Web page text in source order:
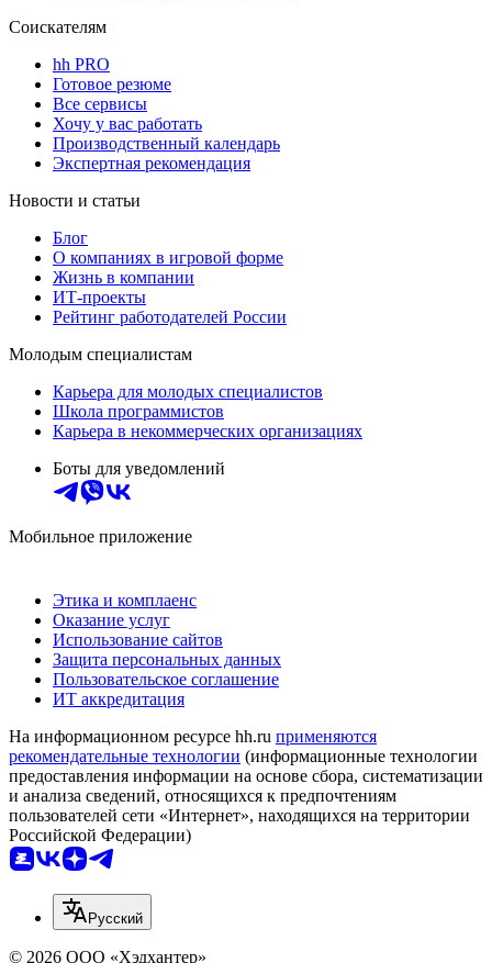
Соискателям
hh PRO
Готовое резюме
Все сервисы
Хочу у вас работать
Производственный календарь
Экспертная рекомендация
Новости и статьи
Блог
О компаниях в игровой форме
Жизнь в компании
ИТ-проекты
Рейтинг работодателей России
Молодым специалистам
Карьера для молодых специалистов
Школа программистов
Карьера в некоммерческих организациях
Боты для уведомлений
Мобильное приложение
Этика и комплаенс
Оказание услуг
Использование сайтов
Защита персональных данных
Пользовательское соглашение
ИТ аккредитация
На информационном ресурсе hh.ru применяются
рекомендательные технологии (информационные технологии
предоставления информации на основе сбора, систематизации
и анализа сведений, относящихся к предпочтениям
пользователей сети «Интернет», находящихся на территории
Российской Федерации)
Русский
© 2026 ООО «Хэдхантер»